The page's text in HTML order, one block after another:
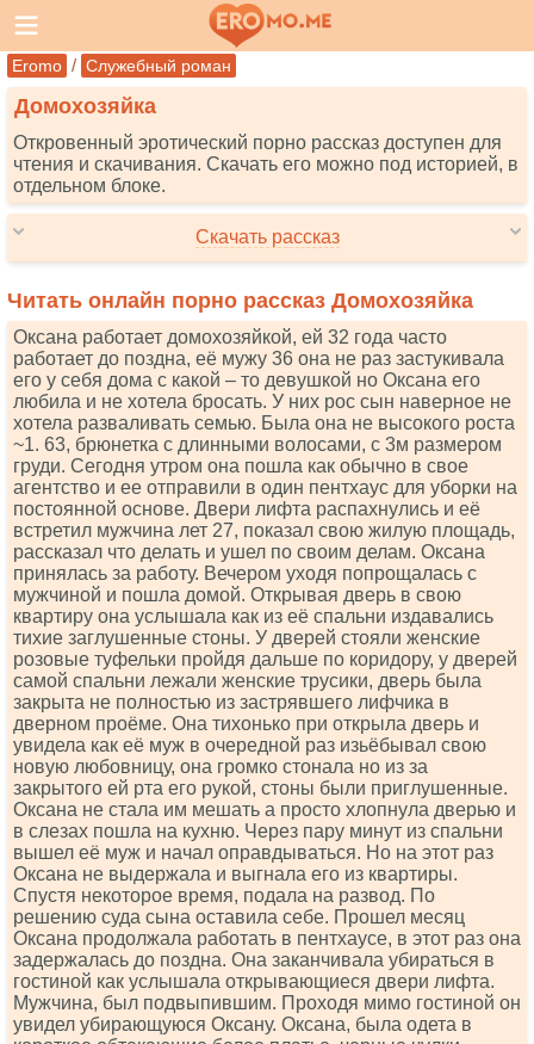
Eromo / Служебный роман
Домохозяйка
Откровенный эротический порно рассказ доступен для
чтения и скачивания. Скачать его можно под историей, в
отдельном блоке.
Скачать рассказ
Читать онлайн порно рассказ Домохозяйка
Оксана работает домохозяйкой, ей 32 года часто
работает до поздна, её мужу 36 она не раз застукивала
его у себя дома с какой – то девушкой но Оксана его
любила и не хотела бросать. У них рос сын наверное не
хотела разваливать семью. Была она не высокого роста
~1. 63, брюнетка с длинными волосами, с 3м размером
груди. Сегодня утром она пошла как обычно в свое
агентство и ее отправили в один пентхаус для уборки на
постоянной основе. Двери лифта распахнулись и её
встретил мужчина лет 27, показал свою жилую площадь,
рассказал что делать и ушел по своим делам. Оксана
принялась за работу. Вечером уходя попрощалась с
мужчиной и пошла домой. Открывая дверь в свою
квартиру она услышала как из её спальни издавались
тихие заглушенные стоны. У дверей стояли женские
розовые туфельки пройдя дальше по коридору, у дверей
самой спальни лежали женские трусики, дверь была
закрыта не полностью из застрявшего лифчика в
дверном проёме. Она тихонько при открыла дверь и
увидела как её муж в очередной раз изьёбывал свою
новую любовницу, она громко стонала но из за
закрытого ей рта его рукой, стоны были приглушенные.
Оксана не стала им мешать а просто хлопнула дверью и
в слезах пошла на кухню. Через пару минут из спальни
вышел её муж и начал оправдываться. Но на этот раз
Оксана не выдержала и выгнала его из квартиры.
Спустя некоторое время, подала на развод. По
решению суда сына оставила себе. Прошел месяц
Оксана продолжала работать в пентхаусе, в этот раз она
задержалась до поздна. Она заканчивала убираться в
гостиной как услышала открывающиеся двери лифта.
Мужчина, был подвыпившим. Проходя мимо гостиной он
увидел убирающуюся Оксану. Оксана, была одета в